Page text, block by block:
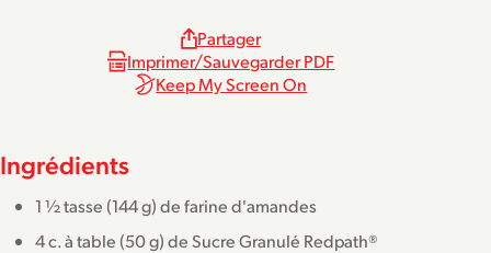
Partager
Imprimer/Sauvegarder PDF
Keep My Screen On
Ingrédients
1 ½ tasse (144 g) de farine d'amandes
4 c. à table (50 g) de Sucre Granulé Redpath®